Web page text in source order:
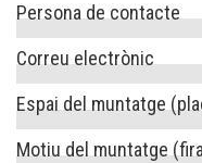
Persona de contacte
Correu electrònic
Espai del muntatge
Motiu del muntatge